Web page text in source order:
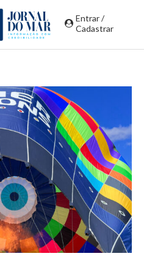
Entrar /
Cadastrar